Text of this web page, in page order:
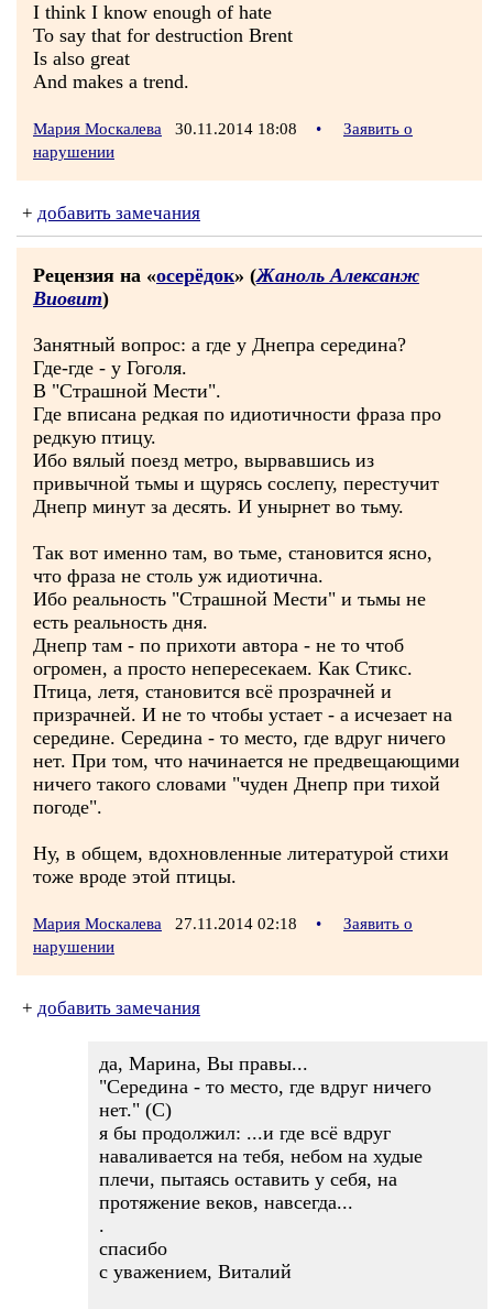
I think I know enough of hate
To say that for destruction Brent
Is also great
And makes a trend.
Мария Москалева 30.11.2014 18:08 •
Заявить о
нарушении
+ добавить замечания
Рецензия на «осерёдок» (Жаноль Алексанж
Виовит)
Занятный вопрос: а где у Днепра середина?
Где-где - у Гоголя.
В "Страшной Мести".
Где вписана редкая по идиотичности фраза про
редкую птицу.
Ибо вялый поезд метро, вырвавшись из
привычной тьмы и щурясь сослепу, перестучит
Днепр минут за десять. И унырнет во тьму.
Так вот именно там, во тьме, становится ясно,
что фраза не столь уж идиотична.
Ибо реальность "Страшной Мести" и тьмы не
есть реальность дня.
Днепр там - по прихоти автора - не то чтоб
огромен, а просто непересекаем. Как Стикс.
Птица, летя, становится всё прозрачней и
призрачней. И не то чтобы устает - а исчезает на
середине. Середина - то место, где вдруг ничего
нет. При том, что начинается не предвещающими
ничего такого словами "чуден Днепр при тихой
погоде".
Ну, в общем, вдохновленные литературой стихи
тоже вроде этой птицы.
Мария Москалева 27.11.2014 02:18 •
Заявить о
нарушении
+ добавить замечания
да, Марина, Вы правы...
"Середина - то место, где вдруг ничего
нет." (С)
я бы продолжил: ...и где всё вдруг
наваливается на тебя, небом на худые
плечи, пытаясь оставить у себя, на
протяжение веков, навсегда...
.
спасибо
с уважением, Виталий